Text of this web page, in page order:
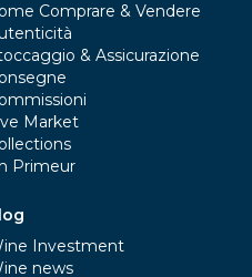
Comprare & Vendere
& Assicurazione
Market
Primeur
Investment
news